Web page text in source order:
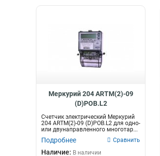
Меркурий 204 ARTM(2)-09
(D)POB.L2
Счетчик электрический Меркурий
204 ARTM(2)-09 (D)POB.L2 для одно-
или двунаправленного многотар...
Подробнее Сравнить
Наличие: В наличии